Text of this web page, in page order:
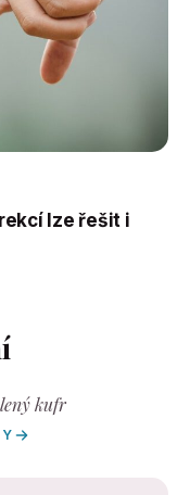
lze řešit i
kufr